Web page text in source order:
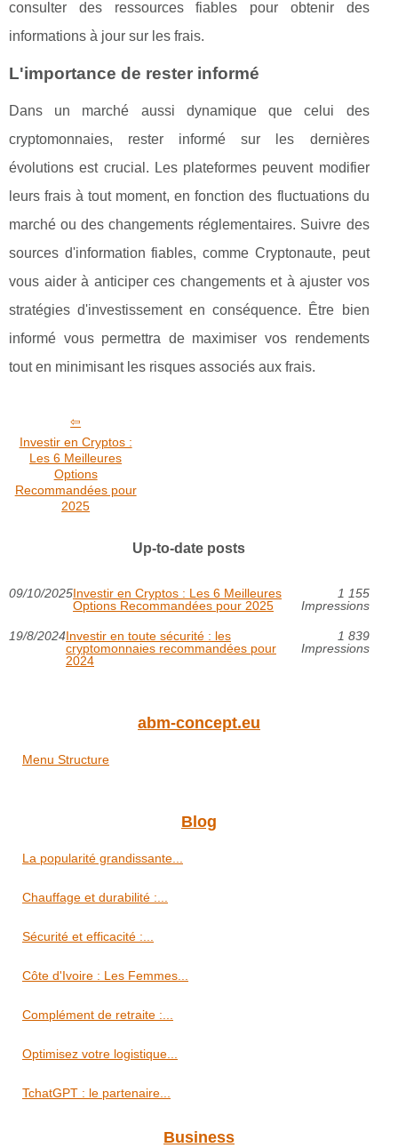
consulter des ressources fiables pour obtenir des
informations à jour sur les frais.
L'importance de rester informé
Dans un marché aussi dynamique que celui des
cryptomonnaies, rester informé sur les dernières
évolutions est crucial. Les plateformes peuvent modifier
leurs frais à tout moment, en fonction des fluctuations du
marché ou des changements réglementaires. Suivre des
sources d'information fiables, comme Cryptonaute, peut
vous aider à anticiper ces changements et à ajuster vos
stratégies d'investissement en conséquence. Être bien
informé vous permettra de maximiser vos rendements
tout en minimisant les risques associés aux frais.
Investir en Cryptos :
Les 6 Meilleures
Options
Recommandées pour
2025
Up-to-date posts
09/10/2025Investir en Cryptos : Les 6 Meilleures
Options Recommandées pour 2025
1 155
Impressions
19/8/2024Investir en toute sécurité : les
cryptomonnaies recommandées pour
2024
1 839
Impressions
abm-concept.eu
Menu Structure
Blog
La popularité grandissante...
Chauffage et durabilité :...
Sécurité et efficacité :...
Côte d'Ivoire : Les Femmes...
Complément de retraite :...
Optimisez votre logistique...
TchatGPT : le partenaire...
Business